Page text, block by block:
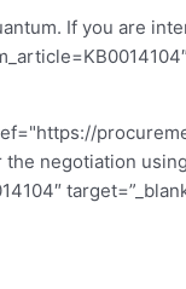
If you are
the negotiation